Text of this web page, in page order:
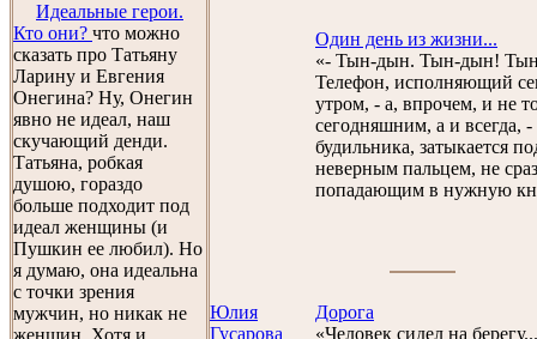
Идеальные герои.
Кто они? что можно
сказать про Татьяну
Ларину и Евгения
Онегина? Ну, Онегин
явно не идеал, наш
скучающий денди.
Татьяна, робкая
душою, гораздо
больше подходит под
идеал женщины (и
Пушкин ее любил). Но
я думаю, она идеальна
с точки зрения
мужчин, но никак не
женщин. Хотя и
Один день из жизни...
«- Тын-дын. Тын-дын!
Телефон, исполняющий
утром, - а, впрочем, и не
сегодняшним, а и всегда,
будильника, затыкается
неверным пальцем, не
попадающим в нужную
Юлия
Гусарова
Дорога
«Человек сидел на